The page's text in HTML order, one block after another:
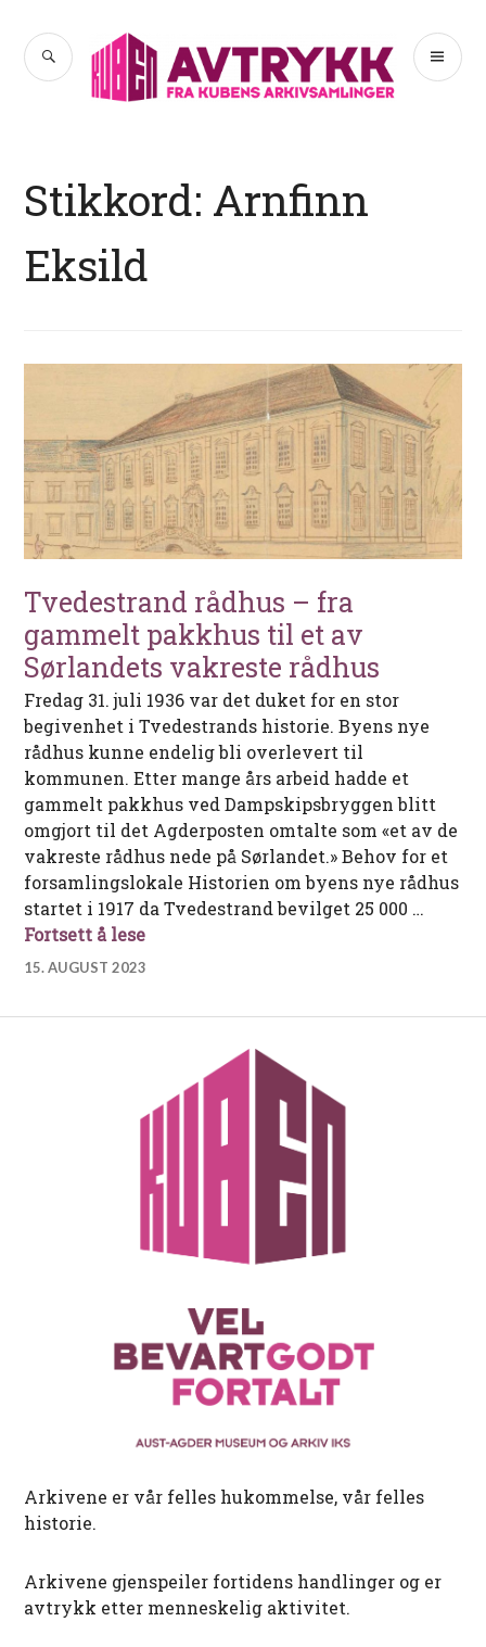
innhold
Avtrykk
SØK
Stikkord: Arnfinn
Eksild
Tvedestrand rådhus – fra
gammelt pakkhus til et av
Sørlandets vakreste rådhus
Fredag 31. juli 1936 var det duket for en stor
begivenhet i Tvedestrands historie. Byens nye
rådhus kunne endelig bli overlevert til
kommunen. Etter mange års arbeid hadde et
gammelt pakkhus ved Dampskipsbryggen blitt
omgjort til det Agderposten omtalte som «et av de
vakreste rådhus nede på Sørlandet.» Behov for et
forsamlingslokale Historien om byens nye rådhus
startet i 1917 da Tvedestrand bevilget 25 000 …
Fortsett å leseTvedestrand rådhus – fra gammelt
15. AUGUST 2023
Arkivene er vår felles hukommelse, vår felles
historie.
Arkivene gjenspeiler fortidens handlinger og er
avtrykk etter menneskelig aktivitet.